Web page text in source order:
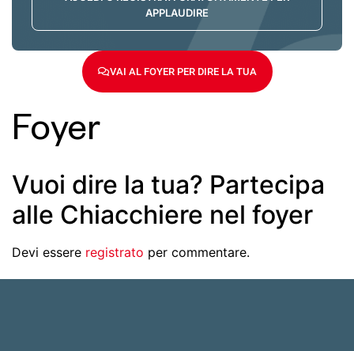
APPLAUDIRE
VAI AL FOYER PER DIRE LA TUA
Foyer
Vuoi dire la tua? Partecipa
alle Chiacchiere nel foyer
Devi essere registrato per commentare.